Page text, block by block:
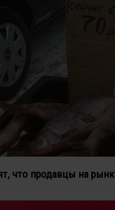
что продавцы на